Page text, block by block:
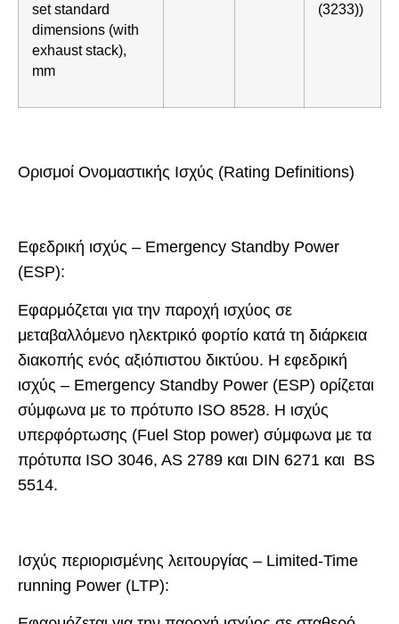
set standard
dimensions (with
exhaust stack),
mm
(3233))
Ορισμοί Ονομαστικής Ισχύς (Rating Definitions)
Εφεδρική ισχύς – Emergency Standby Power
(ESP):
Εφαρμόζεται για την παροχή ισχύος σε
μεταβαλλόμενο ηλεκτρικό φορτίο κατά τη διάρκεια
διακοπής ενός αξιόπιστου δικτύου. Η εφεδρική
ισχύς – Emergency Standby Power (ESP) ορίζεται
σύμφωνα με το πρότυπο ISO 8528. Η ισχύς
υπερφόρτωσης (Fuel Stop power) σύμφωνα με τα
πρότυπα ISO 3046, AS 2789 και DIN 6271 και BS
5514.
Ισχύς περιορισμένης λειτουργίας – Limited-Time
running Power (LTP):